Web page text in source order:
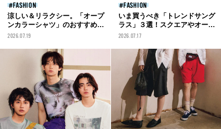
FASHION
涼しい＆リラクシー。「オープ
ンカラーシャツ」のおすすめと
正解着こなし10選。ファミマ、
きは“開襟”！
2026.07.19
FASHION
いま買うべき「トレンドサング
ラス」３選！スクエアやオーバ
ルの定番デザインに流行りのス
2026.07.17